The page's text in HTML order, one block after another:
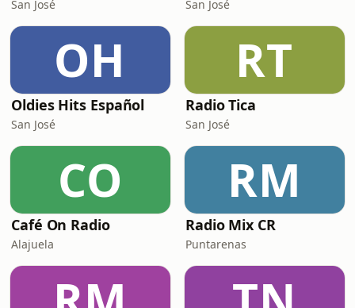
San José San José
OH
Oldies Hits Español
San José
RT
Radio Tica
San José
CO
Café On Radio
Alajuela
RM
Radio Mix CR
Puntarenas